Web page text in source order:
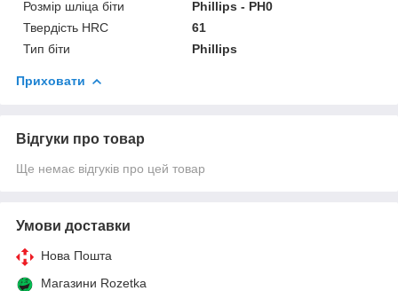
Розмір шліца біти
Phillips - PH0
Твердість HRС
61
Тип біти
Phillips
Приховати
Відгуки про товар
Ще немає відгуків про цей товар
Умови доставки
Нова Пошта
Магазини Rozetka